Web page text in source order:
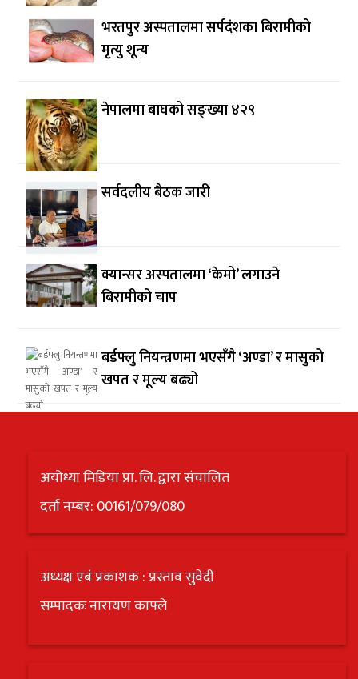
भरतपुर अस्पतालमा सर्पदंशका बिरामीको
मृत्यु शून्य
नेपालमा बाघको सङ्ख्या ४२९
सर्वदलीय बैठक जारी
क्यान्सर अस्पतालमा ‘केमो’ लगाउने
बिरामीको चाप
बर्डफ्लु नियन्त्रणमा भएसँगै ‘अण्डा’ र मासुको
खपत र मूल्य बढ्यो
अयोध्या मिडिया प्रा. लि. द्वारा संचालित
दर्ता नम्बर: 00161/079/080
अध्यक्ष एबं प्रकाशक : प्रस्ताव सुवेदी
सम्पादकः नारायण काफ्ले